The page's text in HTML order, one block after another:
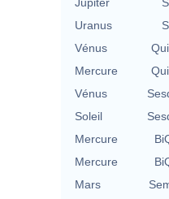
Uranus
Vénus
Mercure
Vénus
Soleil
Mercure
Mercure
Mars